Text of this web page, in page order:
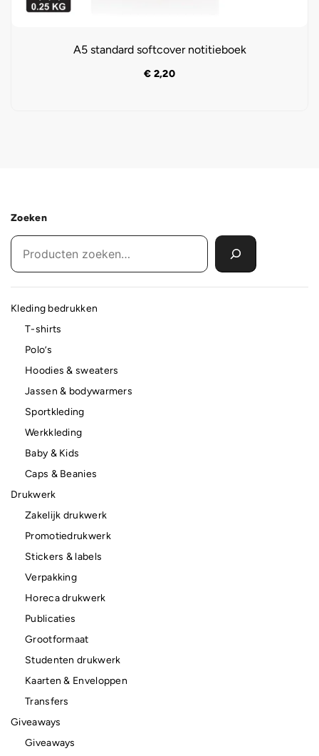
A5 standard softcover notitieboek
€ 2,20
Zoeken
Kleding bedrukken
T-shirts
Polo’s
Hoodies & sweaters
Jassen & bodywarmers
Sportkleding
Werkkleding
Baby & Kids
Caps & Beanies
Drukwerk
Zakelijk drukwerk
Promotiedrukwerk
Stickers & labels
Verpakking
Horeca drukwerk
Publicaties
Grootformaat
Studenten drukwerk
Kaarten & Enveloppen
Transfers
Giveaways
Giveaways